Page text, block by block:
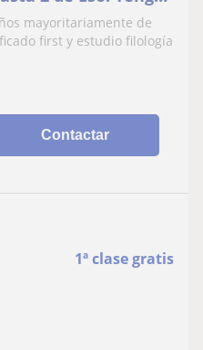
mayoritariamente de
first y estudio filología
Contactar
1ª clase gratis